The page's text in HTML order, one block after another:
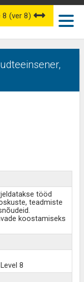
8 (ver 8)
tööd
teadmiste
koostamiseks
8